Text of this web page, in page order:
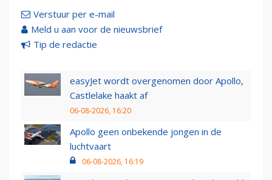
Verstuur per e-mail
Meld u aan voor de nieuwsbrief
Tip de redactie
easyJet wordt overgenomen door Apollo,
Castlelake haakt af
06-08-2026, 16:20
Apollo geen onbekende jongen in de
luchtvaart
06-08-2026, 16:19